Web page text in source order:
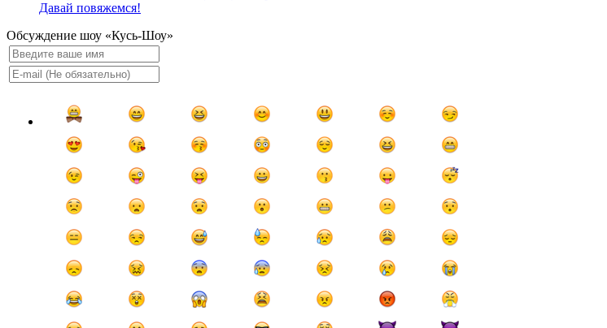
Давай повяжемся!
Обсуждение шоу «Кусь-Шоу»